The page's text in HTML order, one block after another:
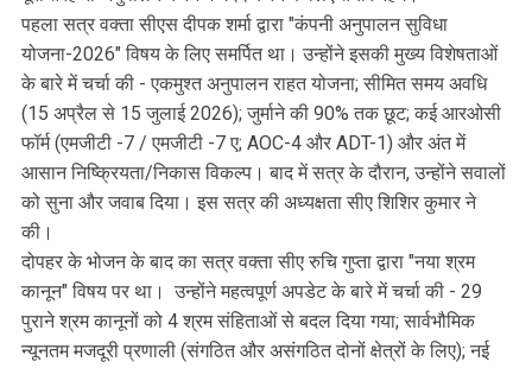
पहला सत्र वक्ता सीएस दीपक शर्मा द्वारा "कंपनी अनुपालन सुविधा
योजना-2026" विषय के लिए समर्पित था। उन्होंने इसकी मुख्य विशेषताओं
के बारे में चर्चा की - एकमुश्त अनुपालन राहत योजना; सीमित समय अवधि
(15 अप्रैल से 15 जुलाई 2026); जुर्माने की 90% तक छूट; कई आरओसी
फॉर्म (एमजीटी -7 / एमजीटी -7 ए; AOC-4 और ADT-1) और अंत में
आसान निष्क्रियता/निकास विकल्प। बाद में सत्र के दौरान, उन्होंने सवालों
को सुना और जवाब दिया। इस सत्र की अध्यक्षता सीए शिशिर कुमार ने
की।
दोपहर के भोजन के बाद का सत्र वक्ता सीए रुचि गुप्ता द्वारा "नया श्रम
कानून" विषय पर था। उन्होंने महत्वपूर्ण अपडेट के बारे में चर्चा की - 29
पुराने श्रम कानूनों को 4 श्रम संहिताओं से बदल दिया गया; सार्वभौमिक
न्यूनतम मजदूरी प्रणाली (संगठित और असंगठित दोनों क्षेत्रों के लिए); नई